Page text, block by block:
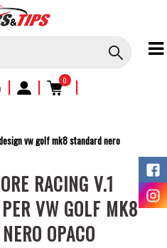
| | 0 |
vw golf mk8 standard nero
RACING V.1
VW GOLF MK8
OPACO